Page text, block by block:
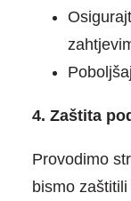
4. Zaštita
Provodimo
bismo